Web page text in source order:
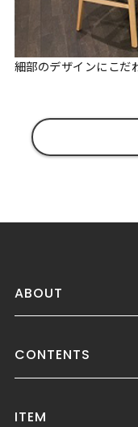
細部のデザインにこだ
ABOUT
CONTENTS
ITEM